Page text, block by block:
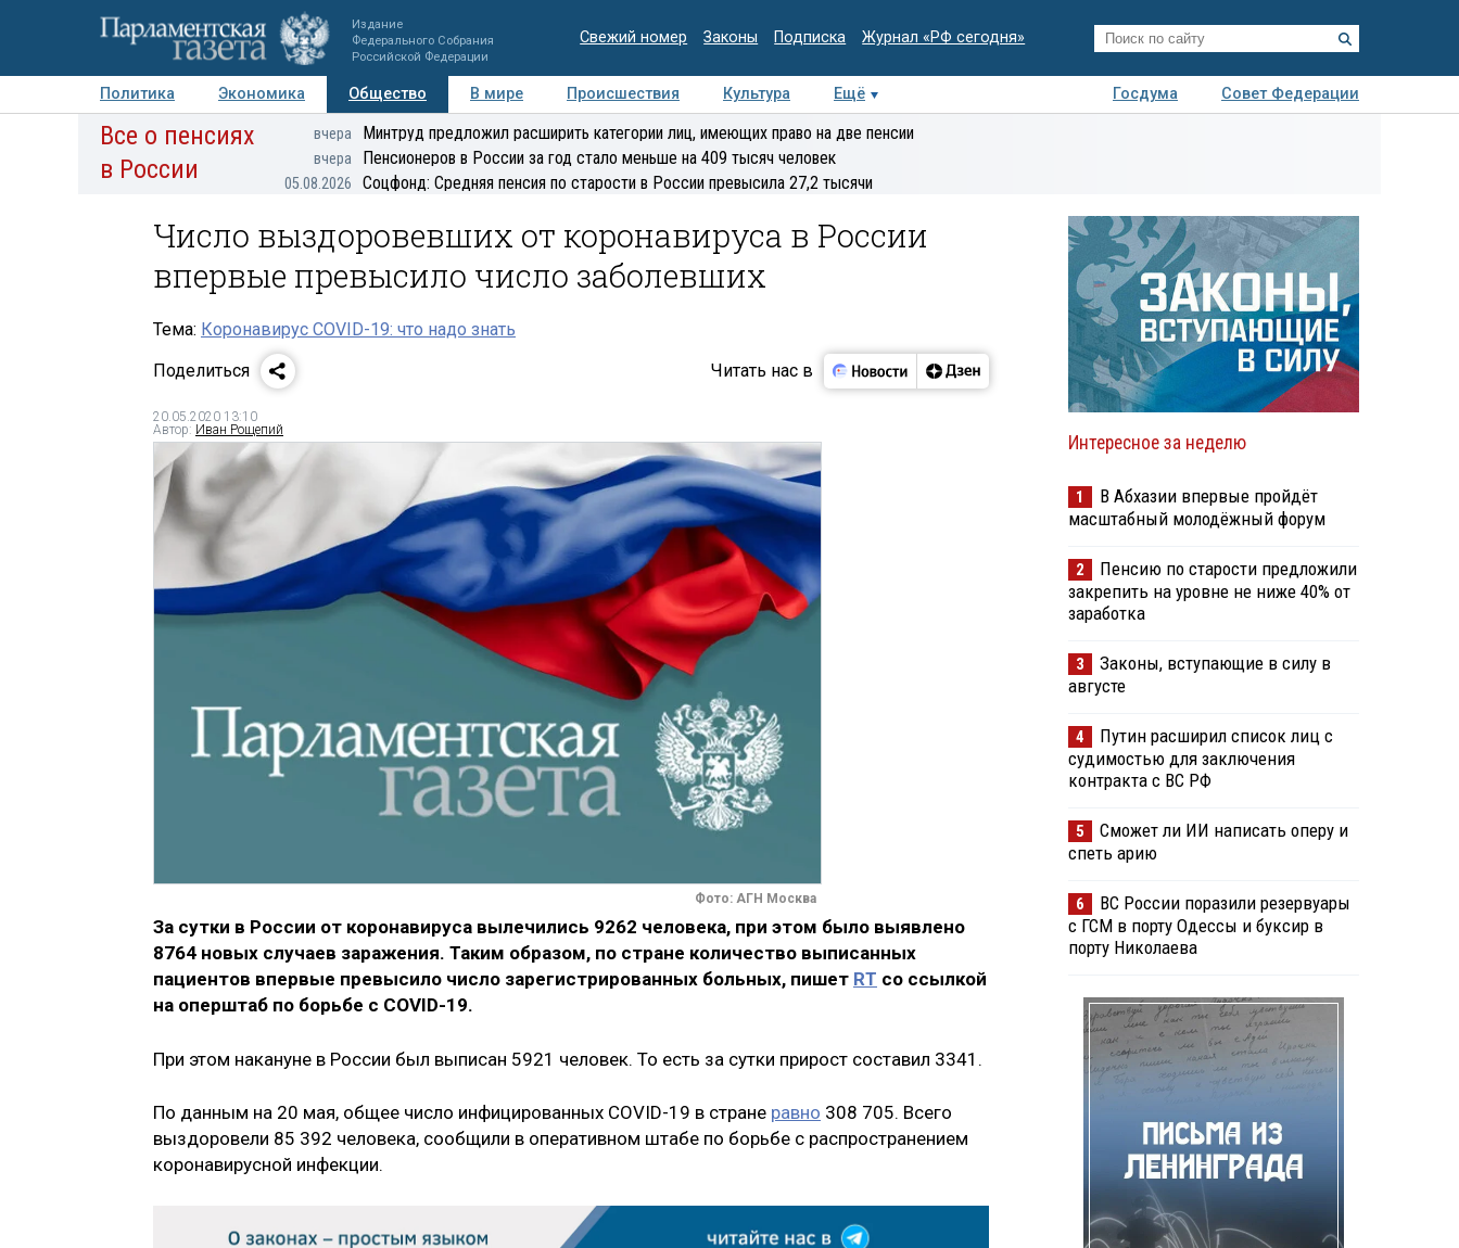
Издание
Федерального Собрания
Российской Федерации
Свежий номер Законы Подписка Журнал «РФ сегодня»
Политика Экономика Общество В мире Происшествия Культура Ещё Госдума
Совет Федерации
Авторы Персоны Мнения Регионы Медиацентр Интервью Колумнисты
Деловая
Все о пенсиях
в России
вчера Минтруд предложил расширить категории лиц, имеющих право на две пенсии
вчера Пенсионеров в России за год стало меньше на 409 тысяч человек
05.08.2026 Соцфонд: Средняя пенсия по старости в России превысила 27,2 тысячи
Число выздоровевших от коронавируса в России
впервые превысило число заболевших
Тема: Коронавирус COVID-19: что надо знать
Поделиться
Читать нас в
20.05.2020 13:10
Автор: Иван Рощепий
Фото: АГН Москва
За сутки в России от коронавируса вылечились 9262 человека, при этом было выявлено
8764 новых случаев заражения. Таким образом, по стране количество выписанных
пациентов впервые превысило число зарегистрированных больных, пишет RT со ссылкой
на оперштаб по борьбе с COVID-19.
При этом накануне в России был выписан 5921 человек. То есть за сутки прирост составил 3341.
По данным на 20 мая, общее число инфицированных COVID-19 в стране равно 308 705. Всего
выздоровели 85 392 человека, сообщили в оперативном штабе по борьбе с распространением
коронавирусной инфекции.
Интересное за неделю
1
В Абхазии впервые пройдёт
масштабный молодёжный форум
2
Пенсию по старости предложили
закрепить на уровне не ниже 40% от
заработка
3
Законы, вступающие в силу в
августе
4
Путин расширил список лиц с
судимостью для заключения
контракта с ВС РФ
5
Сможет ли ИИ написать оперу и
спеть арию
6
ВС России поразили резервуары
с ГСМ в порту Одессы и буксир в
порту Николаева